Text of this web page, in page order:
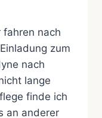
fahren nach
zum
nach
lange
finde ich
an anderer